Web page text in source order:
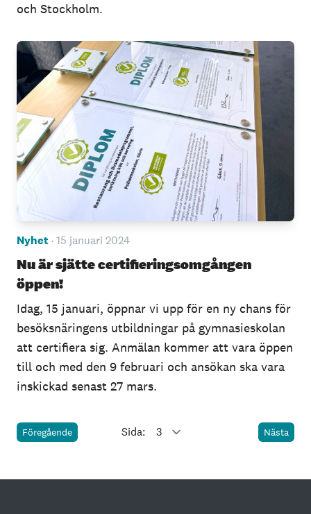
och Stockholm.
Nyhet · 15 januari 2024
Nu är sjätte certifieringsomgången
öppen!
Idag, 15 januari, öppnar vi upp för en ny chans för
besöksnäringens utbildningar på gymnasieskolan
att certifiera sig. Anmälan kommer att vara öppen
till och med den 9 februari och ansökan ska vara
inskickad senast 27 mars.
Föregående Sida: Nästa